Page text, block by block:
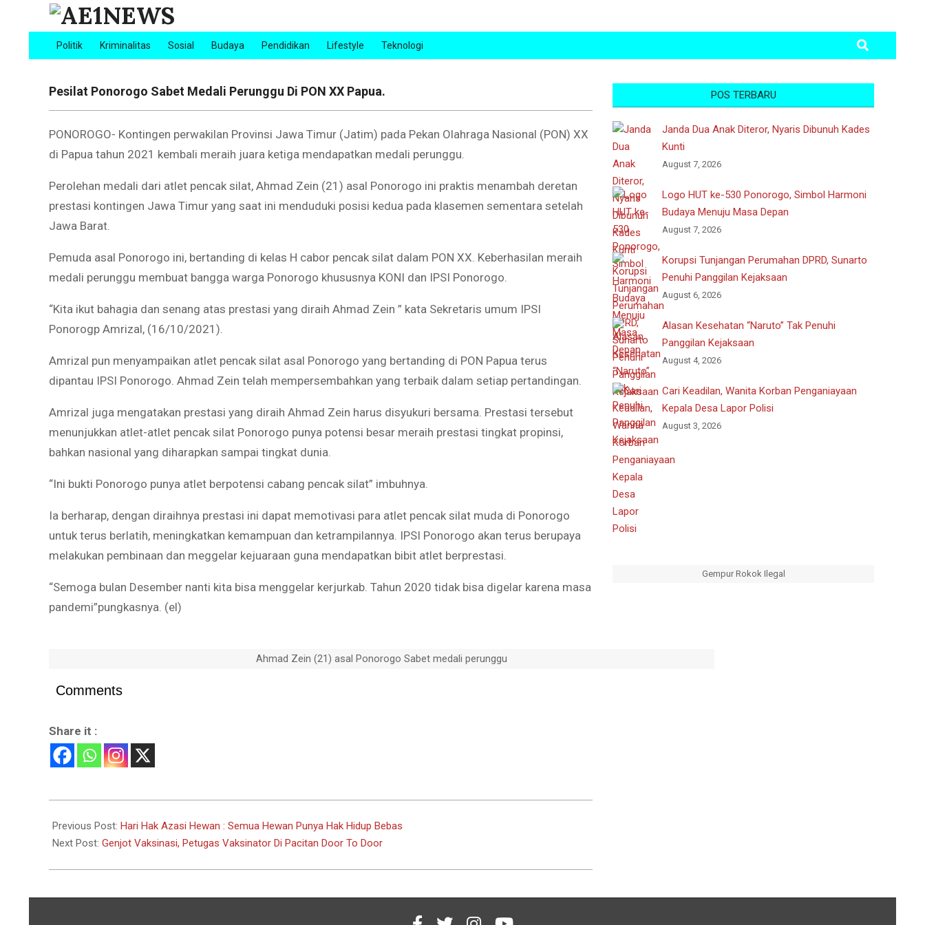
AE1NEWS
Primary
Menu
Politik Kriminalitas Sosial Budaya Pendidikan Lifestyle Teknologi
Search
Pesilat Ponorogo Sabet Medali Perunggu Di PON XX Papua.
PONOROGO- Kontingen perwakilan Provinsi Jawa Timur (Jatim) pada Pekan Olahraga Nasional (PON) XX
di Papua tahun 2021 kembali meraih juara ketiga mendapatkan medali perunggu.
Perolehan medali dari atlet pencak silat, Ahmad Zein (21) asal Ponorogo ini praktis menambah deretan
prestasi kontingen Jawa Timur yang saat ini menduduki posisi kedua pada klasemen sementara setelah
Jawa Barat.
Pemuda asal Ponorogo ini, bertanding di kelas H cabor pencak silat dalam PON XX. Keberhasilan meraih
medali perunggu membuat bangga warga Ponorogo khususnya KONI dan IPSI Ponorogo.
“Kita ikut bahagia dan senang atas prestasi yang diraih Ahmad Zein ” kata Sekretaris umum IPSI
Ponorogp Amrizal, (16/10/2021).
Amrizal pun menyampaikan atlet pencak silat asal Ponorogo yang bertanding di PON Papua terus
dipantau IPSI Ponorogo. Ahmad Zein telah mempersembahkan yang terbaik dalam setiap pertandingan.
Amrizal juga mengatakan prestasi yang diraih Ahmad Zein harus disyukuri bersama. Prestasi tersebut
menunjukkan atlet-atlet pencak silat Ponorogo punya potensi besar meraih prestasi tingkat propinsi,
bahkan nasional yang diharapkan sampai tingkat dunia.
“Ini bukti Ponorogo punya atlet berpotensi cabang pencak silat” imbuhnya.
Ia berharap, dengan diraihnya prestasi ini dapat memotivasi para atlet pencak silat muda di Ponorogo
untuk terus berlatih, meningkatkan kemampuan dan ketrampilannya. IPSI Ponorogo akan terus berupaya
melakukan pembinaan dan meggelar kejuaraan guna mendapatkan bibit atlet berprestasi.
“Semoga bulan Desember nanti kita bisa menggelar kerjurkab. Tahun 2020 tidak bisa digelar karena masa
pandemi”pungkasnya. (el)
Ahmad Zein (21) asal Ponorogo Sabet medali perunggu
Comments
Share it :
10-
16
Previous Post: Hari Hak Azasi Hewan : Semua Hewan Punya Hak Hidup Bebas
Next Post: Genjot Vaksinasi, Petugas Vaksinator Di Pacitan Door To Door
POS TERBARU
Janda Dua Anak Diteror, Nyaris Dibunuh Kades
Kunti
August 7, 2026
Logo HUT ke-530 Ponorogo, Simbol Harmoni
Budaya Menuju Masa Depan
August 7, 2026
Korupsi Tunjangan Perumahan DPRD, Sunarto
Penuhi Panggilan Kejaksaan
August 6, 2026
Alasan Kesehatan “Naruto” Tak Penuhi
Panggilan Kejaksaan
August 4, 2026
Cari Keadilan, Wanita Korban Penganiayaan
Kepala Desa Lapor Polisi
August 3, 2026
Gempur Rokok Ilegal